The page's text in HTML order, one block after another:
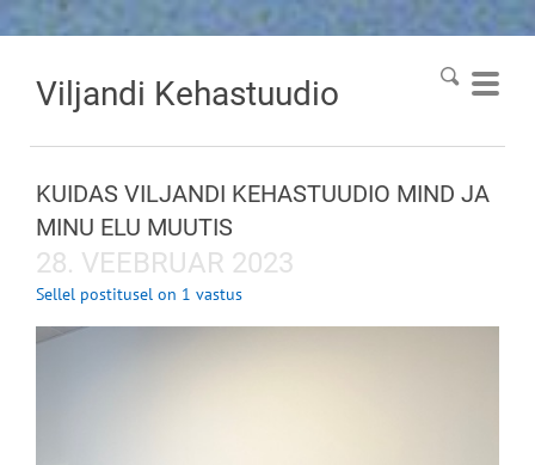
Viljandi Kehastuudio
KUIDAS VILJANDI KEHASTUUDIO MIND JA
MINU ELU MUUTIS
28. VEEBRUAR 2023
Sellel postitusel on 1 vastus